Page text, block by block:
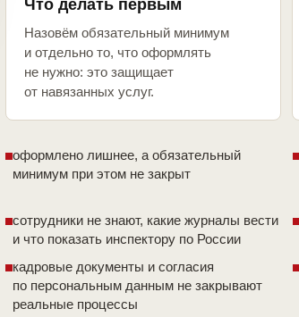
Что делать первым
Назовём обязательный минимум
и отдельно то, что оформлять
не нужно: это защищает
от навязанных услуг.
оформлено лишнее, а обязательный
минимум при этом не закрыт
сотрудники не знают, какие журналы вести
и что показать инспектору по России
кадровые документы и согласия
по персональным данным не закрывают
реальные процессы